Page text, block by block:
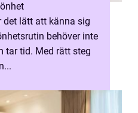
det lätt att känna sig
behöver inte
tar tid. Med rätt steg